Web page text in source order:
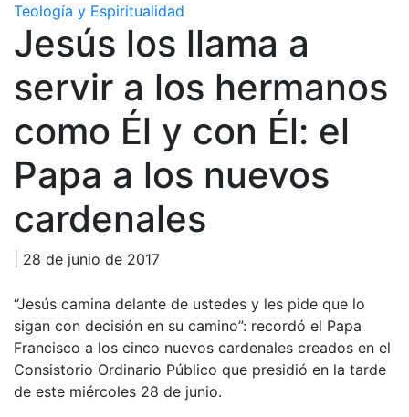
Teología y Espiritualidad
Jesús los llama a
servir a los hermanos
como Él y con Él: el
Papa a los nuevos
cardenales
| 28 de junio de 2017
“Jesús camina delante de ustedes y les pide que lo
sigan con decisión en su camino”: recordó el Papa
Francisco a los cinco nuevos cardenales creados en el
Consistorio Ordinario Público que presidió en la tarde
de este miércoles 28 de junio.